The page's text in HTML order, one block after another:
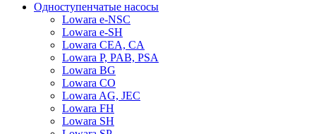
Одноступенчатые насосы
Lowara e-NSC
Lowara e-SH
Lowara CEA, CA
Lowara P, PAB, PSA
Lowara BG
Lowara CO
Lowara AG, JEC
Lowara FH
Lowara SH